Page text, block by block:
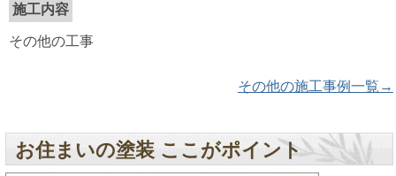
施工内容
その他の工事
その他の施工事例一覧→
お住まいの塗装 ここがポイント